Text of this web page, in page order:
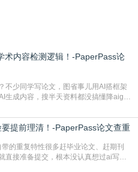
术内容检测逻辑！-PaperPass论
不少同学写论文，图省事儿用AI搭框架
成内容，搜半天资料都没搞懂降aigc
清降aigc检测是啥，对相关要求摸不
学术领域普及诞生的新需求，核心是为
提前理清！-PaperPass论文查重
的重复特性很多赶毕业论文、赶期刊
接准备提交，根本没认真想过ai写论